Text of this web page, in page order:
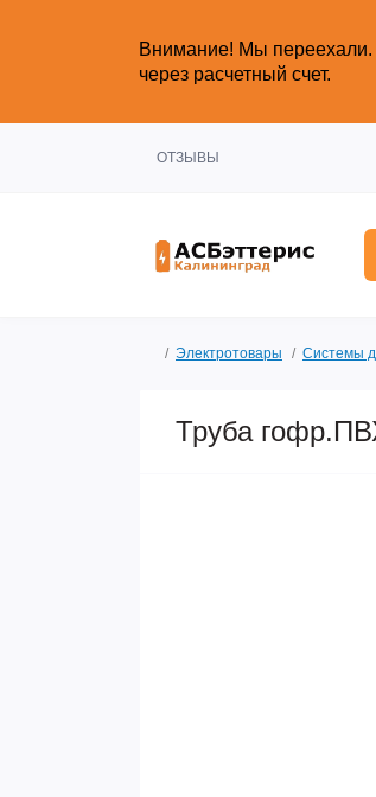
Внимание! Мы переехали.
через расчетный счет.
ОТЗЫВЫ
Электротовары Системы
Труба